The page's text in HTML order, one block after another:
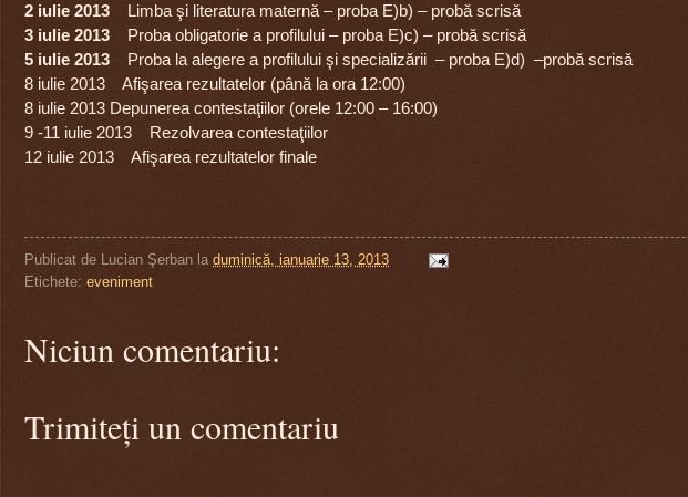
2 iulie 2013 Limba şi literatura maternă – proba E)b) – probă scrisă
3 iulie 2013 Proba obligatorie a profilului – proba E)c) – probă scrisă
5 iulie 2013
Proba la alegere a profilului şi specializării – proba E)d) –probă scrisă
8 iulie 2013 Afişarea rezultatelor (până la ora 12:00)
8 iulie 2013 Depunerea contestaţiilor (orele 12:00 – 16:00)
9 -11 iulie 2013 Rezolvarea contestaţiilor
12 iulie 2013 Afişarea rezultatelor finale
Publicat de Lucian Şerban la duminică, ianuarie 13, 2013
Etichete: eveniment
Niciun comentariu:
Trimiteți un comentariu